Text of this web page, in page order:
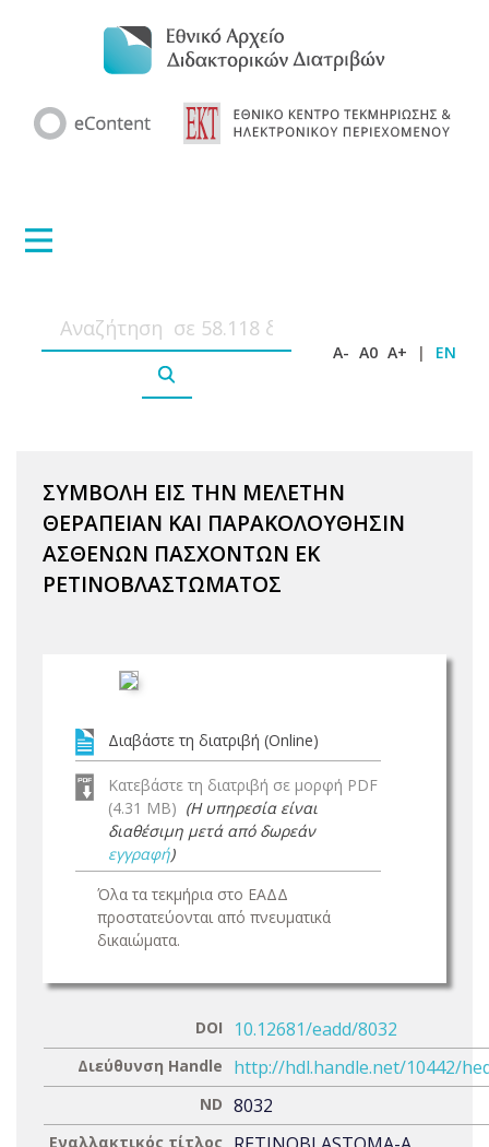
A- A0 A+ | EN
ΣΥΜΒΟΛΗ ΕΙΣ ΤΗΝ ΜΕΛΕΤΗΝ
ΘΕΡΑΠΕΙΑΝ ΚΑΙ ΠΑΡΑΚΟΛΟΥΘΗΣΙΝ
ΑΣΘΕΝΩΝ ΠΑΣΧΟΝΤΩΝ ΕΚ
ΡΕΤΙΝΟΒΛΑΣΤΩΜΑΤΟΣ
Διαβάστε τη διατριβή (Online)
Κατεβάστε τη διατριβή σε μορφή PDF
(4.31 MB) (Η υπηρεσία είναι
διαθέσιμη μετά από δωρεάν
εγγραφή)
Όλα τα τεκμήρια στο ΕΑΔΔ
προστατεύονται από πνευματικά
δικαιώματα.
DOI 10.12681/eadd/8032
Διεύθυνση Handle http://hdl.handle.net/10442/
ND 8032
Εναλλακτικός τίτλος